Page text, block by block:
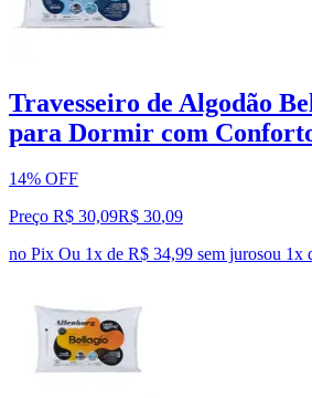
Travesseiro de Algodão
para Dormir com
14% OFF
Preço R$ 30,09R$ 30,09
no Pix Ou 1x de R$ 34,99 sem jurosou 1x